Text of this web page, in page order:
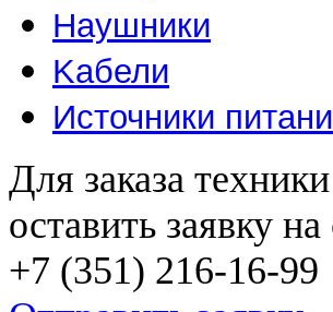
Наушники
Kабели
Источники
Для заказа
оставить заявку на
+7 (351) 216-16-99